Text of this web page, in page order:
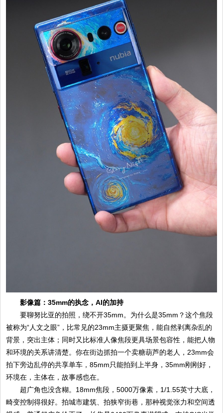
影像篇：35mm的执念，AI的加持
要聊努比亚的拍照，绕不开35mm。为什么是35mm？这个焦段
被称为“人文之眼”，比常见的23mm主摄更聚焦，能自然剥离杂乱的
背景，突出主体；同时又比标准人像焦段更具场景包容性，能把人物
和环境的关系讲清楚。你在街边抓拍一个卖糖葫芦的老人，23mm会
拍下旁边乱停的共享单车，85mm只能拍到上半身，35mm刚刚好，
环境在，主体在，故事感也在。
超广角也没含糊。18mm焦段，5000万像素，1/1.55英寸大底，
畸变控制得很好。拍城市建筑、拍狭窄街巷，那种视觉张力和空间透